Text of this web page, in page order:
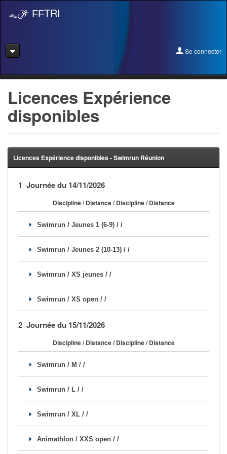
FFTRI
Se connecter
Pass Rentrée Bougez/Club
Se former
FAQ
Licences Expérience
disponibles
Licences Expérience disponibles - Swimrun Réunion
1 Journée du 14/11/2026
Discipline / Distance / Discipline / Distance
Swimrun / Jeunes 1 (6-9) / /
Swimrun / Jeunes 2 (10-13) / /
Swimrun / XS jeunes / /
Swimrun / XS open / /
2 Journée du 15/11/2026
Discipline / Distance / Discipline / Distance
Swimrun / M / /
Swimrun / L / /
Swimrun / XL / /
Animathlon / XXS open / /